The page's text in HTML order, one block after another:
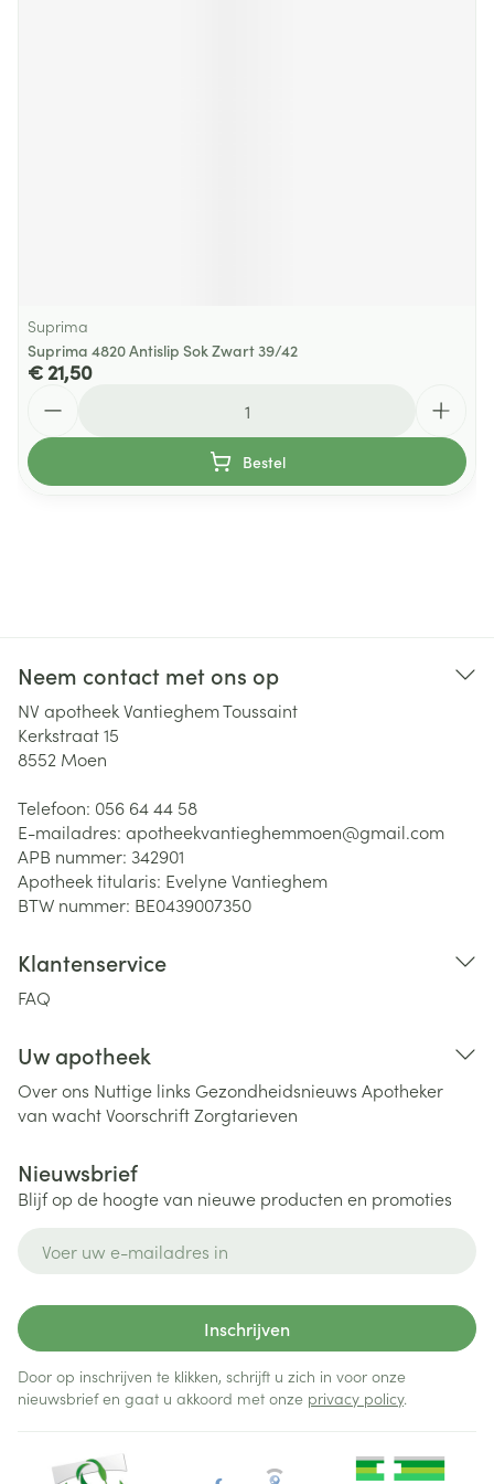
Suprima
Suprima 4820 Antislip Sok Zwart 39/42
€ 21,50
Bestel
Neem contact met ons op
NV apotheek Vantieghem Toussaint
Kerkstraat 15
8552 Moen
Telefoon: 056 64 44 58
E-mailadres: apotheekvantieghemmoen@gmail.com
APB nummer: 342901
Apotheek titularis: Evelyne Vantieghem
BTW nummer: BE0439007350
Klantenservice
FAQ
Uw apotheek
Over ons Nuttige links Gezondheidsnieuws Apotheker
van wachtVoorschriftZorgtarieven
Nieuwsbrief
Blijf op de hoogte van nieuwe producten en promoties
Inschrijven
Door op inschrijven te klikken, schrijft u zich in voor onze
nieuwsbrief en gaat u akkoord met onze privacy policy.